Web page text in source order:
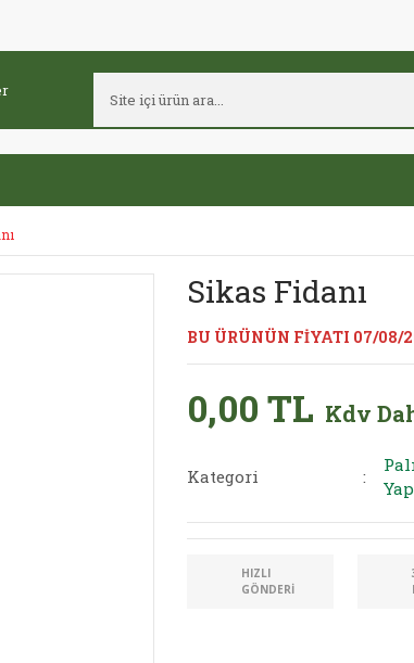
Sikas Fidanı
BU ÜRÜNÜN FİYATI 07/08/
0,00 TL Kdv
Kategori
HIZLI
GÖNDERI